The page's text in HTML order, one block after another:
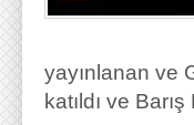
yayınlanan ve
katıldı ve